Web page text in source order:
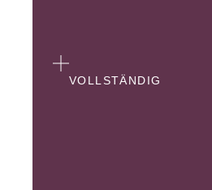
VOLLSTÄNDIG